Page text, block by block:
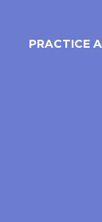
PRACTICE